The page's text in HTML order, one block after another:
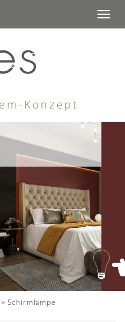
Konzept
» Schirmlampe